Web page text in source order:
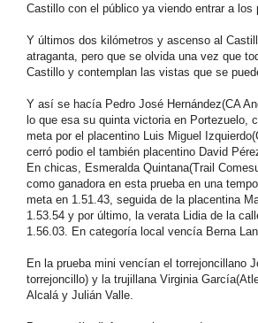
Castillo con el público ya viendo entrar a los
Y últimos dos kilómetros y ascenso al
atraganta, pero que se olvida una vez que
Castillo y contemplan las vistas que se
Y así se hacía Pedro José Hernández(CA
lo que esa su quinta victoria en Portezuelo,
meta por el placentino Luis Miguel
cerró podio el también placentino David
En chicas, Esmeralda Quintana(Trail
como ganadora en esta prueba en una
meta en 1.51.43, seguida de la placentina
1.53.54 y por último, la verata Lidia de la
1.56.03. En categoría local vencía Berna
En la prueba mini vencían el torrejoncillano
torrejoncillo) y la trujillana Virginia
Alcalá y Julián Valle.